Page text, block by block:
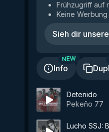
Frühzugriff auf
Keine Werbung
Sieh dir
Info
NEW
Detenido
Pekeño 77
Lucho SSJ: